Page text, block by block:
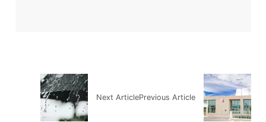
Previous Article
Next Article